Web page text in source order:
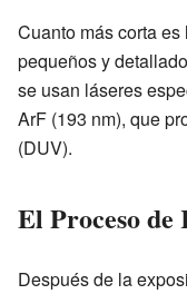
Cuanto más corta es
pequeños y
se usan láseres
ArF (193 nm), que
(DUV).
El Proceso de
Después de la